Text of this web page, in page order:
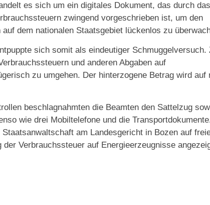
es sich um ein digitales Dokument, das durch das
zwingend vorgeschrieben ist, um den
dem nationalen Staatsgebiet lückenlos zu
sich somit als eindeutiger Schmuggelversuch.
und anderen Abgaben auf
zu umgehen. Der hinterzogene Betrag wird auf
beschlagnahmten die Beamten den Sattelzug
wie drei Mobiltelefone und die
am Landesgericht in Bozen auf
der Verbrauchssteuer auf Energieerzeugnisse